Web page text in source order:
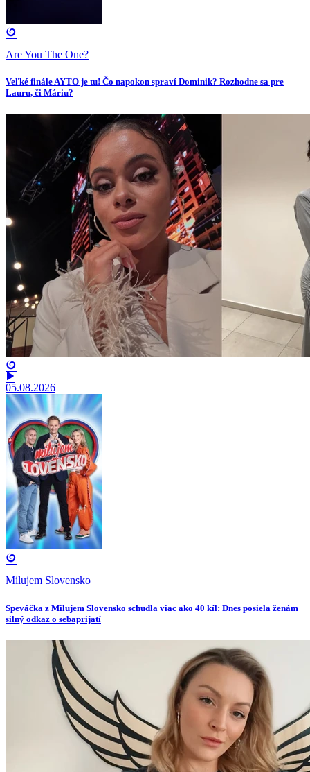
Are You The One?
Veľké finále AYTO je tu! Čo napokon spraví Dominik? Rozhodne sa pre
Lauru, či Máriu?
05.08.2026
Milujem Slovensko
Speváčka z Milujem Slovensko schudla viac ako 40 kíl: Dnes posiela ženám
silný odkaz o sebaprijatí